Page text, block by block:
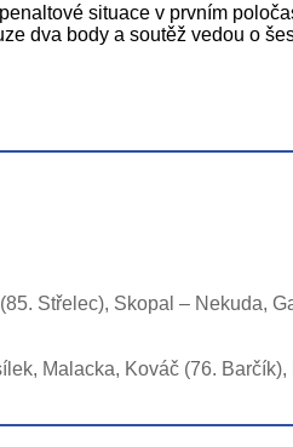
situace v prvním
dva body a soutěž vedou o
Střelec), Skopal – Nekuda,
Malacka, Kováč (76. Barčík),